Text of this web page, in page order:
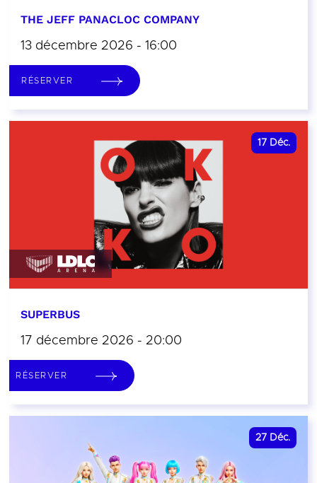
THE JEFF PANACLOC COMPANY
13 décembre 2026 - 16:00
RÉSERVER
17 Déc.
SUPERBUS
17 décembre 2026 - 20:00
RÉSERVER
27 Déc.